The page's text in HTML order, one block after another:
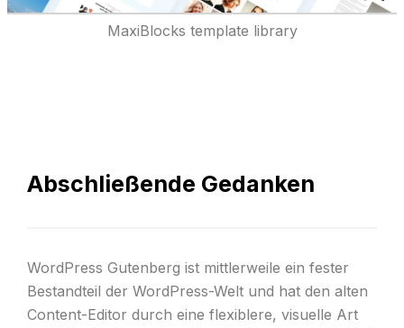
MaxiBlocks template library
Abschließende Gedanken
WordPress Gutenberg ist mittlerweile ein fester
Bestandteil der WordPress-Welt und hat den alten
Content-Editor durch eine flexiblere, visuelle Art